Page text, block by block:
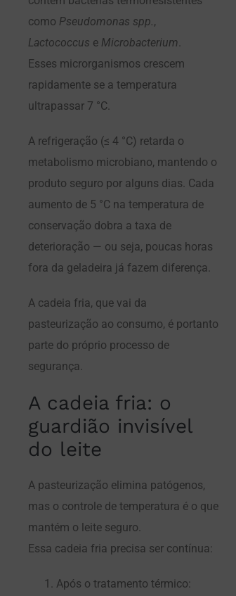
como Pseudomonas spp.,
Lactococcus e Microbacterium.
Esses microrganismos crescem
rapidamente se a temperatura
ultrapassar 7 °C.
A refrigeração (≤ 4 °C) retarda o
metabolismo microbiano, mantendo o
produto seguro por alguns dias. Cada
aumento de 5 °C na temperatura de
conservação dobra a taxa de
deterioração — ou seja, poucas horas
fora da geladeira já fazem diferença.
A cadeia fria, que vai da
pasteurização ao consumo, é portanto
parte do próprio processo de
segurança.
A cadeia fria: o
guardião invisível
do leite
A pasteurização elimina patógenos,
mas o controle de temperatura é o que
mantém o leite seguro.
Essa cadeia fria precisa ser contínua:
Após o tratamento térmico: